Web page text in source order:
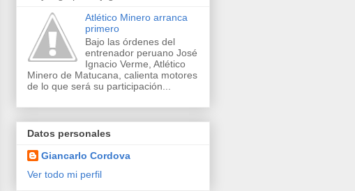
Atlético Minero arranca
primero
Bajo las órdenes del
entrenador peruano José
Ignacio Verme, Atlético
Minero de Matucana, calienta motores
de lo que será su participación...
Datos personales
Giancarlo Cordova
Ver todo mi perfil